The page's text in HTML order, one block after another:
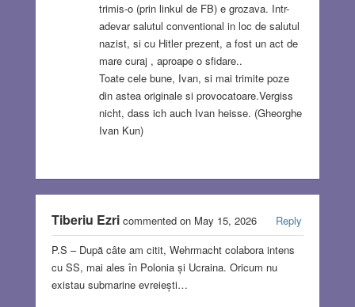
trimis-o (prin linkul de FB) e grozava. Intr-
adevar salutul conventional in loc de salutul
nazist, si cu Hitler prezent, a fost un act de
mare curaj , aproape o sfidare..
Toate cele bune, Ivan, si mai trimite poze
din astea originale si provocatoare.Vergiss
nicht, dass ich auch Ivan heisse. (Gheorghe
Ivan Kun)
Tiberiu Ezricommented on May 15, 2026
Reply
P.S – După câte am citit, Wehrmacht colabora intens
cu SS, mai ales în Polonia și Ucraina. Oricum nu
existau submarine evreiești…